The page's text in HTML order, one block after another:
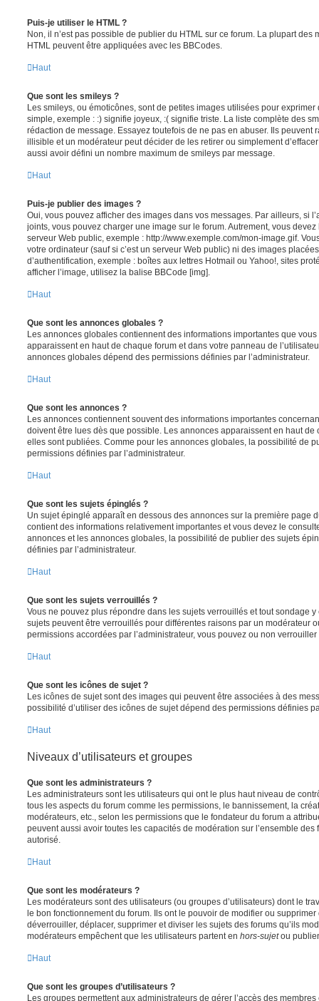
Puis-je utiliser le HTML ?
Non, il n’est pas possible de publier du HTML sur ce forum. La plupart des
HTML peuvent être appliquées avec les BBCodes.
Haut
Que sont les smileys ?
Les smileys, ou émoticônes, sont de petites images utilisées pour
simple, exemple : :) signifie joyeux, :( signifie triste. La liste complète des
rédaction de message. Essayez toutefois de ne pas en abuser. Ils peuvent
illisible et un modérateur peut décider de les retirer ou simplement
aussi avoir défini un nombre maximum de smileys par message.
Haut
Puis-je publier des images ?
Oui, vous pouvez afficher des images dans vos messages. Par ailleurs, si
joints, vous pouvez charger une image sur le forum. Autrement, vous
serveur Web public, exemple : http://www.exemple.com/mon-image.gif.
votre ordinateur (sauf si c’est un serveur Web public) ni des images
d’authentification, exemple : boîtes aux lettres Hotmail ou Yahoo!, sites
afficher l’image, utilisez la balise BBCode [img].
Haut
Que sont les annonces globales ?
Les annonces globales contiennent des informations importantes que
apparaissent en haut de chaque forum et dans votre panneau de
annonces globales dépend des permissions définies par l’administrateur.
Haut
Que sont les annonces ?
Les annonces contiennent souvent des informations importantes
doivent être lues dès que possible. Les annonces apparaissent en haut
elles sont publiées. Comme pour les annonces globales, la possibilité de
permissions définies par l’administrateur.
Haut
Que sont les sujets épinglés ?
Un sujet épinglé apparaît en dessous des annonces sur la première page
contient des informations relativement importantes et vous devez le
annonces et les annonces globales, la possibilité de publier des sujets
définies par l’administrateur.
Haut
Que sont les sujets verrouillés ?
Vous ne pouvez plus répondre dans les sujets verrouillés et tout sondage
sujets peuvent être verrouillés pour différentes raisons par un modérateur
permissions accordées par l’administrateur, vous pouvez ou non
Haut
Que sont les icônes de sujet ?
Les icônes de sujet sont des images qui peuvent être associées à des
possibilité d’utiliser des icônes de sujet dépend des permissions définies
Haut
Niveaux d’utilisateurs et groupes
Que sont les administrateurs ?
Les administrateurs sont les utilisateurs qui ont le plus haut niveau de
tous les aspects du forum comme les permissions, le bannissement, la
modérateurs, etc., selon les permissions que le fondateur du forum a
peuvent aussi avoir toutes les capacités de modération sur l’ensemble
autorisé.
Haut
Que sont les modérateurs ?
Les modérateurs sont des utilisateurs (ou groupes d’utilisateurs) dont le
le bon fonctionnement du forum. Ils ont le pouvoir de modifier ou
déverrouiller, déplacer, supprimer et diviser les sujets des forums qu’ils
modérateurs empêchent que les utilisateurs partent en hors-sujetou
Haut
Que sont les groupes d’utilisateurs ?
Les groupes permettent aux administrateurs de gérer l’accès des